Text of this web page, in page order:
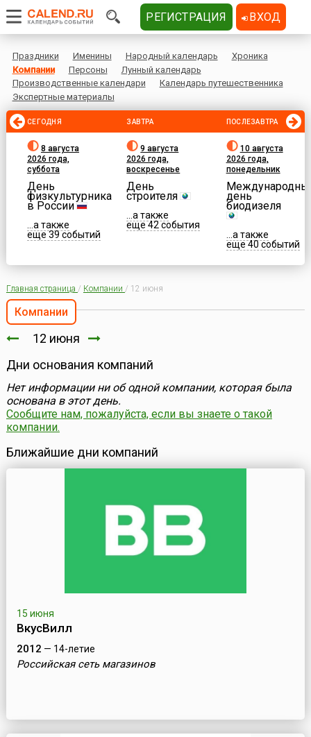
Праздники Именины Народный календарь
Хроника
Компании
Персоны
Лунный календарь
Производственные календари
Календарь путешественника
Экспертные материалы
СЕГОДНЯ
8 августа
2026 года,
суббота
День
физкультурника
в России
...а также
еще 39 событий
ЗАВТРА
9 августа
2026 года,
воскресенье
День
строителя
...а также
еще 42 события
ПОСЛЕЗАВТРА
10 августа
2026 года,
понедельник
день
биодизеля
...а также
еще 40 событий
Главная страница / Компании / 12 июня
Компании
12 июня
Дни основания компаний
Нет информации ни об одной компании, которая была
основана в этот день.
Сообщите нам, пожалуйста, если вы знаете о такой
компании.
Ближайшие дни компаний
15 июня
ВкусВилл
2012 — 14-летие
Российская сеть магазинов
РЕГИСТРАЦИЯ ВХОД